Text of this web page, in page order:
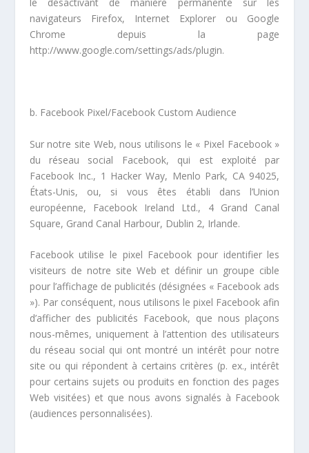
navigateurs Firefox, Internet Explorer ou Google
Chrome depuis la page
http://www.google.com/settings/ads/plugin.
b. Facebook Pixel/Facebook Custom Audience
Sur notre site Web, nous utilisons le « Pixel Facebook »
du réseau social Facebook, qui est exploité par
Facebook Inc., 1 Hacker Way, Menlo Park, CA 94025,
États-Unis, ou, si vous êtes établi dans l’Union
européenne, Facebook Ireland Ltd., 4 Grand Canal
Square, Grand Canal Harbour, Dublin 2, Irlande.
Facebook utilise le pixel Facebook pour identifier les
visiteurs de notre site Web et définir un groupe cible
pour l’affichage de publicités (désignées « Facebook ads
»). Par conséquent, nous utilisons le pixel Facebook afin
d’afficher des publicités Facebook, que nous plaçons
nous-mêmes, uniquement à l’attention des utilisateurs
du réseau social qui ont montré un intérêt pour notre
site ou qui répondent à certains critères (p. ex., intérêt
pour certains sujets ou produits en fonction des pages
Web visitées) et que nous avons signalés à Facebook
(audiences personnalisées).